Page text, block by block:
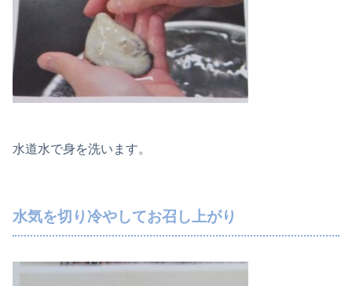
水道水で身を洗います。
水気を切り冷やしてお召し上がり